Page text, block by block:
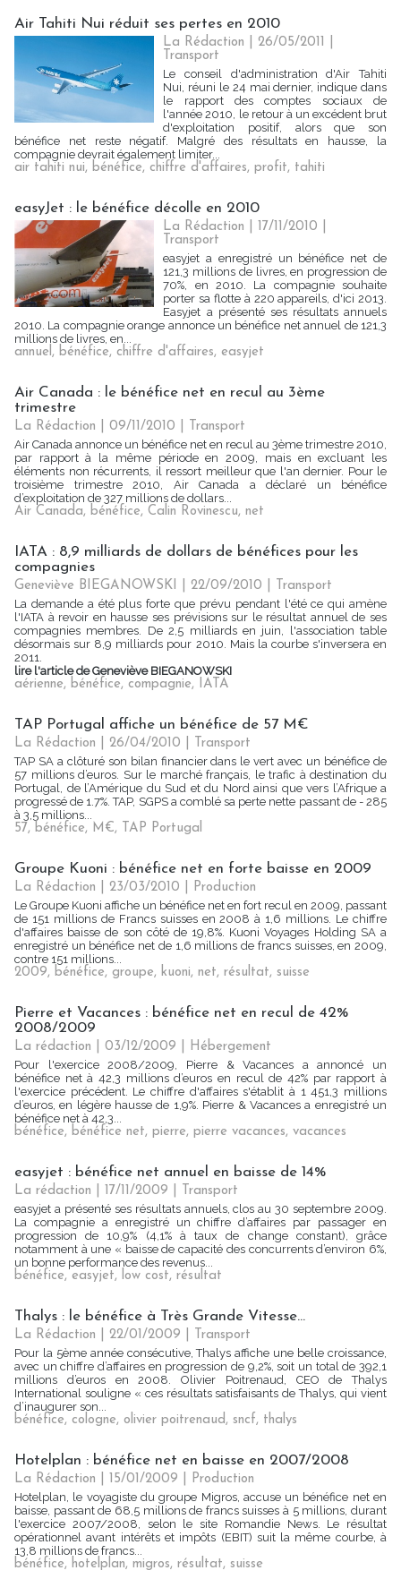
Air Tahiti Nui réduit ses pertes en 2010
La Rédaction | 26/05/2011
Transport
Le conseil d'administration d'Air Tahiti
Nui, réuni le 24 mai dernier, indique dans
le rapport des comptes sociaux de
l'année 2010, le retour à un excédent brut
d'exploitation positif, alors que son
bénéfice net reste négatif. Malgré des résultats en hausse, la
compagnie devrait également limiter...
air tahiti nui, bénéfice, chiffre d'affaires, profit, tahiti
easyJet : le bénéfice décolle en 2010
La Rédaction | 17/11/2010
Transport
easyjet a enregistré un bénéfice net de
121,3 millions de livres, en progression de
70%, en 2010. La compagnie souhaite
porter sa flotte à 220 appareils, d'ici 2013.
Easyjet a présenté ses résultats annuels
2010. La compagnie orange annonce un bénéfice net annuel de 121,3
millions de livres, en...
annuel, bénéfice, chiffre d'affaires, easyjet
Air Canada : le bénéfice net en recul au 3ème
trimestre
La Rédaction | 09/11/2010
Transport
Air Canada annonce un bénéfice net en recul au 3ème trimestre 2010,
par rapport à la même période en 2009, mais en excluant les
éléments non récurrents, il ressort meilleur que l'an dernier. Pour le
troisième trimestre 2010, Air Canada a déclaré un bénéfice
d’exploitation de 327 millions de dollars...
Air Canada, bénéfice, Calin Rovinescu, net
IATA : 8,9 milliards de dollars de bénéfices pour les
compagnies
Geneviève BIEGANOWSKI | 22/09/2010
Transport
La demande a été plus forte que prévu pendant l'été ce qui amène
l'IATA à revoir en hausse ses prévisions sur le résultat annuel de ses
compagnies membres. De 2,5 milliards en juin, l'association table
désormais sur 8,9 milliards pour 2010. Mais la courbe s'inversera en
2011.
lire l'article de Geneviève BIEGANOWSKI
aérienne, bénéfice, compagnie, IATA
TAP Portugal affiche un bénéfice de 57 M€
La Rédaction | 26/04/2010
Transport
TAP SA a clôturé son bilan financier dans le vert avec un bénéfice de
57 millions d’euros. Sur le marché français, le trafic à destination du
Portugal, de l’Amérique du Sud et du Nord ainsi que vers l’Afrique a
progressé de 1.7%. TAP, SGPS a comblé sa perte nette passant de - 285
à 3,5 millions...
57, bénéfice, M€, TAP Portugal
Groupe Kuoni : bénéfice net en forte baisse en 2009
La Rédaction | 23/03/2010
Production
Le Groupe Kuoni affiche un bénéfice net en fort recul en 2009, passant
de 151 millions de Francs suisses en 2008 à 1,6 millions. Le chiffre
d'affaires baisse de son côté de 19,8%. Kuoni Voyages Holding SA a
enregistré un bénéfice net de 1,6 millions de francs suisses, en 2009,
contre 151 millions...
2009, bénéfice, groupe, kuoni, net, résultat, suisse
Pierre et Vacances : bénéfice net en recul de 42%
2008/2009
La rédaction | 03/12/2009
Hébergement
Pour l'exercice 2008/2009, Pierre & Vacances a annoncé un
bénéfice net à 42,3 millions d’euros en recul de 42% par rapport à
l'exercice précédent. Le chiffre d'affaires s'établit à 1 451,3 millions
d’euros, en légère hausse de 1,9%. Pierre & Vacances a enregistré un
bénéfice net à 42,3...
bénéfice, bénéfice net, pierre, pierre vacances, vacances
easyjet : bénéfice net annuel en baisse de 14%
La rédaction | 17/11/2009
Transport
easyjet a présenté ses résultats annuels, clos au 30 septembre 2009.
La compagnie a enregistré un chiffre d’affaires par passager en
progression de 10,9% (4,1% à taux de change constant), grâce
notamment à une « baisse de capacité des concurrents d’environ 6%,
un bonne performance des revenus...
bénéfice, easyjet, low cost, résultat
Thalys : le bénéfice à Très Grande Vitesse...
La Rédaction | 22/01/2009
Transport
Pour la 5ème année consécutive, Thalys affiche une belle croissance,
avec un chiffre d’affaires en progression de 9,2%, soit un total de 392,1
millions d’euros en 2008. Olivier Poitrenaud, CEO de Thalys
International souligne « ces résultats satisfaisants de Thalys, qui vient
d’inaugurer son...
bénéfice, cologne, olivier poitrenaud, sncf, thalys
Hotelplan : bénéfice net en baisse en 2007/2008
La Rédaction | 15/01/2009
Production
Hotelplan, le voyagiste du groupe Migros, accuse un bénéfice net en
baisse, passant de 68,5 millions de francs suisses à 5 millions, durant
l'exercice 2007/2008, selon le site Romandie News. Le résultat
opérationnel avant intérêts et impôts (EBIT) suit la même courbe, à
13,8 millions de francs...
bénéfice, hotelplan, migros, résultat, suisse